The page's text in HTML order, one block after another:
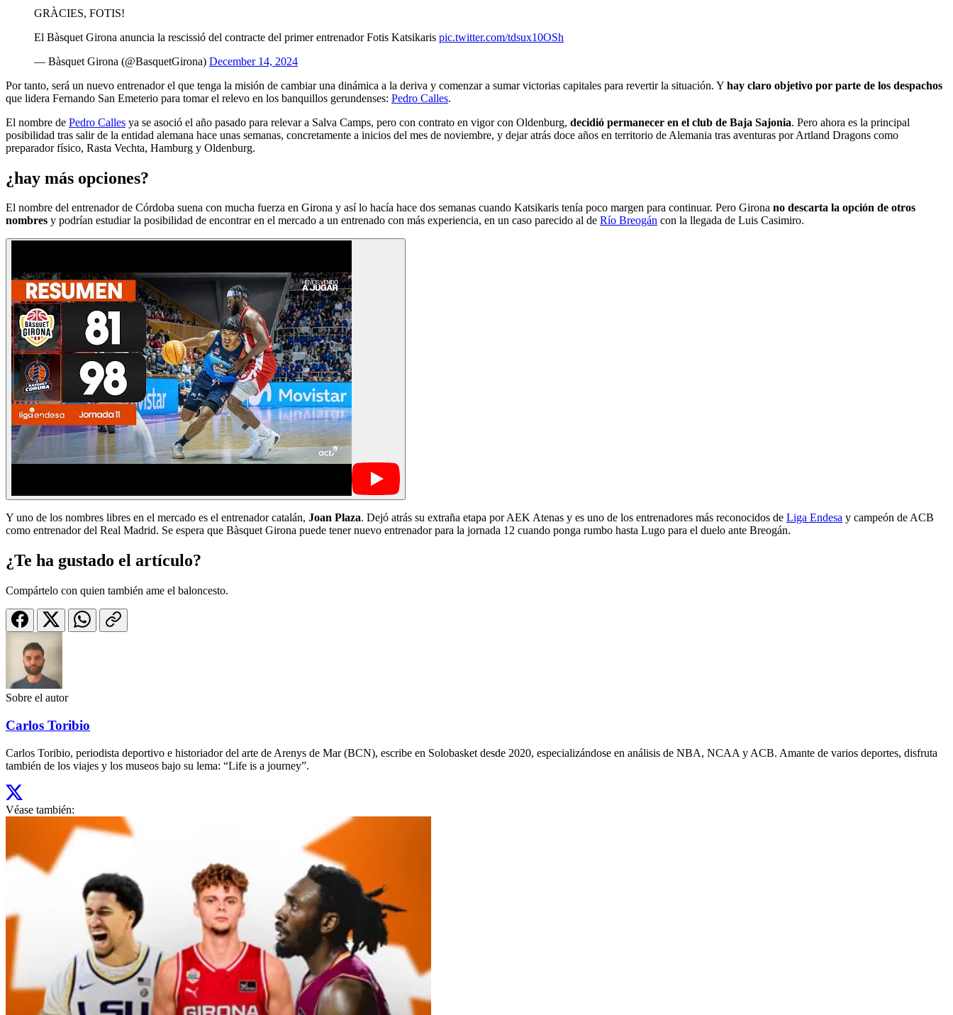
GRÀCIES, FOTIS!
El Bàsquet Girona anuncia la rescissió del contracte del primer entrenador Fotis Katsikaris pic.twitter.com/tdsux10OSh
— Bàsquet Girona (@BasquetGirona) December 14, 2024
Por tanto, será un nuevo entrenador el que tenga la misión de cambiar una dinámica a la deriva y comenzar a sumar victorias capitales para revertir la situación. Y hay claro objetivo por parte de los despachos
que lidera Fernando San Emeterio para tomar el relevo en los banquillos gerundenses: Pedro Calles.
El nombre de Pedro Calles ya se asoció el año pasado para relevar a Salva Camps, pero con contrato en vigor con Oldenburg, decidió permanecer en el club de Baja Sajonia. Pero ahora es la principal
posibilidad tras salir de la entidad alemana hace unas semanas, concretamente a inicios del mes de noviembre, y dejar atrás doce años en territorio de Alemania tras aventuras por Artland Dragons como
preparador físico, Rasta Vechta, Hamburg y Oldenburg.
¿hay más opciones?
El nombre del entrenador de Córdoba suena con mucha fuerza en Girona y así lo hacía hace dos semanas cuando Katsikaris tenía poco margen para continuar. Pero Girona no descarta la opción de otros
nombres y podrían estudiar la posibilidad de encontrar en el mercado a un entrenado con más experiencia, en un caso parecido al de Río Breogán con la llegada de Luis Casimiro.
Y uno de los nombres libres en el mercado es el entrenador catalán, Joan Plaza. Dejó atrás su extraña etapa por AEK Atenas y es uno de los entrenadores más reconocidos de Liga Endesa y campeón de ACB
como entrenador del Real Madrid. Se espera que Bàsquet Girona puede tener nuevo entrenador para la jornada 12 cuando ponga rumbo hasta Lugo para el duelo ante Breogán.
¿Te ha gustado el artículo?
Compártelo con quien también ame el baloncesto.
Sobre el autor
Carlos Toribio
Carlos Toribio, periodista deportivo e historiador del arte de Arenys de Mar (BCN), escribe en Solobasket desde 2020, especializándose en análisis de NBA, NCAA y ACB. Amante de varios deportes, disfruta
también de los viajes y los museos bajo su lema: “Life is a journey”.
Véase también: